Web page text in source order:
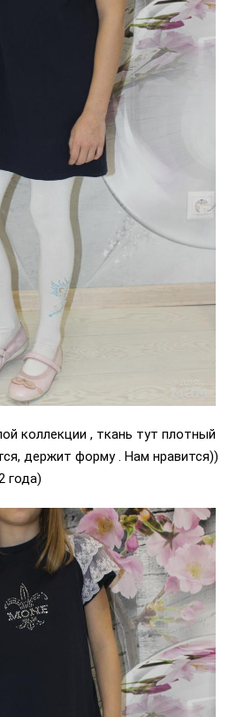
коллекции , ткань тут плотный
держит форму . Нам нравится))
года)